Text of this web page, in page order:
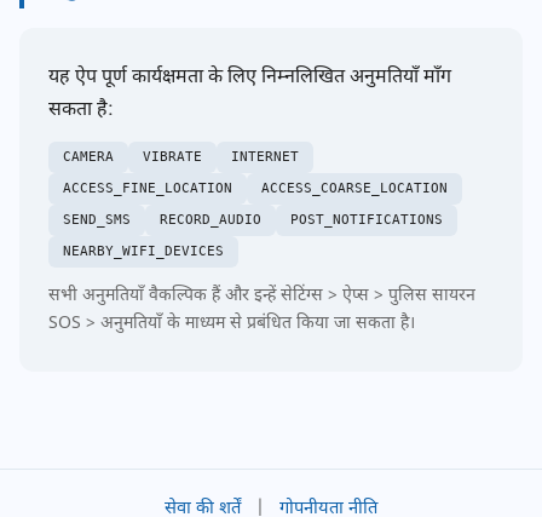
यह ऐप पूर्ण कार्यक्षमता के लिए निम्नलिखित अनुमतियाँ माँग
सकता है:
CAMERA VIBRATE
INTERNET
ACCESS_FINE_LOCATION
ACCESS_COARSE_LOCATION
SEND_SMS
RECORD_AUDIO
POST_NOTIFICATIONS
NEARBY_WIFI_DEVICES
सभी अनुमतियाँ वैकल्पिक हैं और इन्हें सेटिंग्स > ऐप्स > पुलिस सायरन
SOS > अनुमतियाँ के माध्यम से प्रबंधित किया जा सकता है।
सेवा की शर्तें गोपनीयता नीति